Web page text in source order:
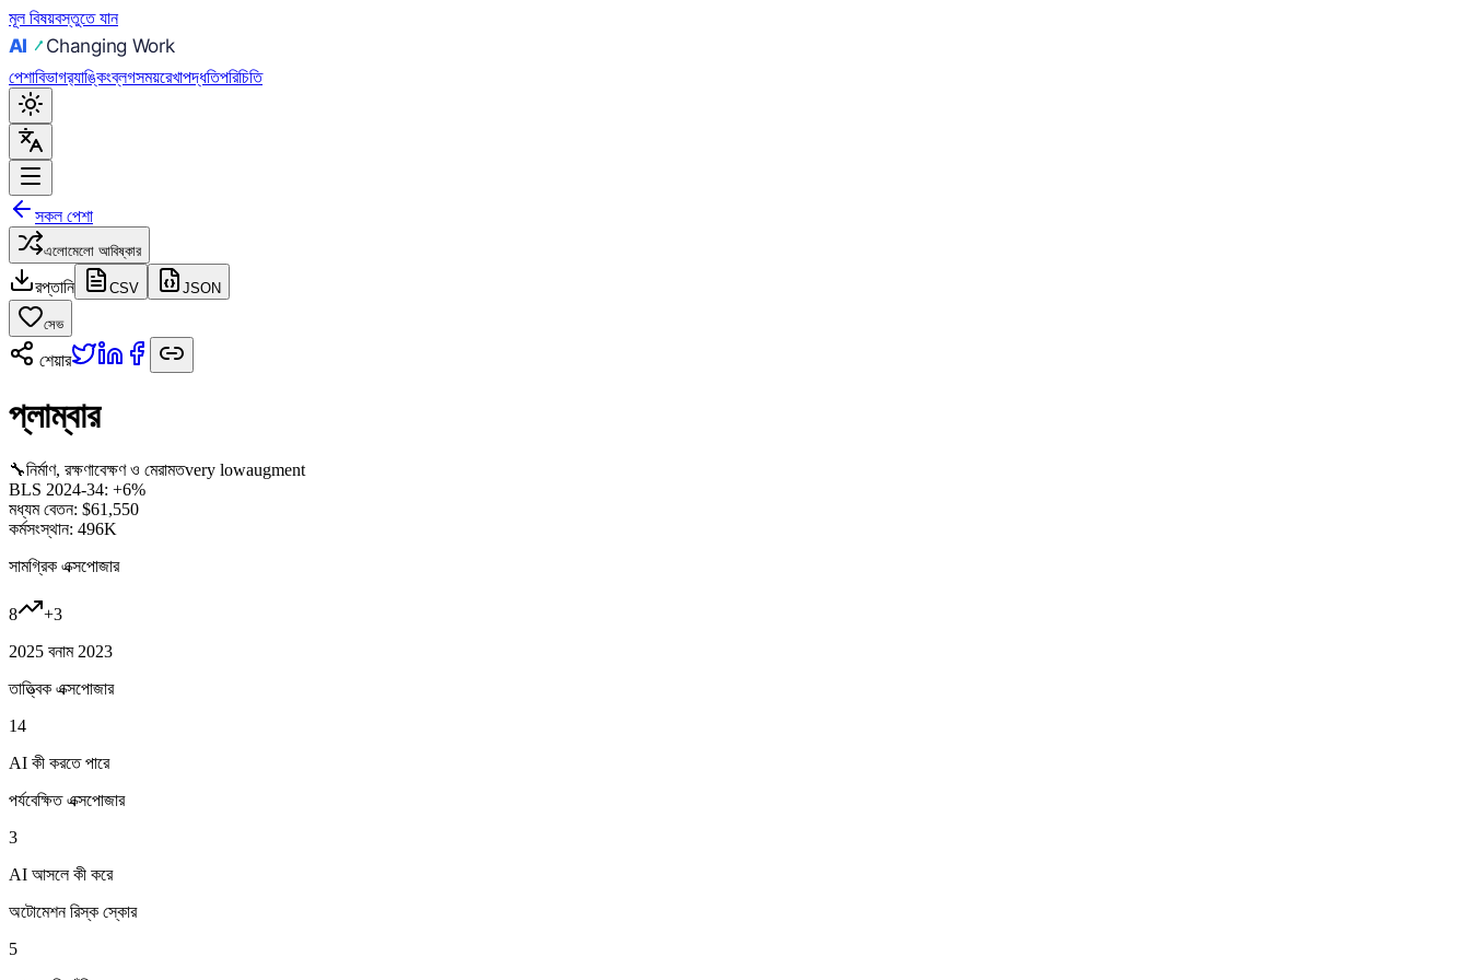
মূল বিষয়বস্তুতে যান
পেশাবিভাগর‍্যাঙ্কিংব্লগসময়রেখাপদ্ধতিপরিচিতি
সকল পেশা
এলোমেলো আবিষ্কার
রপ্তানি CSV JSON
সেভ
শেয়ার
প্লাম্বার
🔧নির্মাণ, রক্ষণাবেক্ষণ ও মেরামতvery lowaugment
BLS 2024-34: +6%
মধ্যম বেতন: $61,550
কর্মসংস্থান: 496K
সামগ্রিক এক্সপোজার
8 +3
2025 বনাম 2023
তাত্ত্বিক এক্সপোজার
14
AI কী করতে পারে
পর্যবেক্ষিত এক্সপোজার
3
AI আসলে কী করে
অটোমেশন রিস্ক স্কোর
5